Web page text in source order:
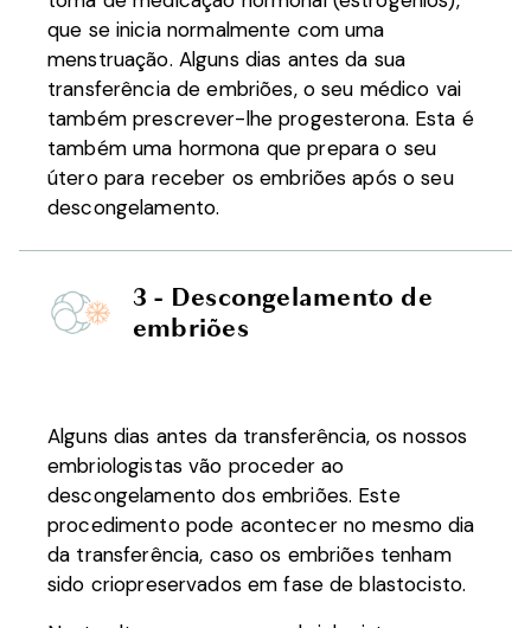
que se inicia normalmente com uma
menstruação. Alguns dias antes da sua
transferência de embriões, o seu médico vai
também prescrever-lhe progesterona. Esta é
também uma hormona que prepara o seu
útero para receber os embriões após o seu
descongelamento.
3 - Descongelamento de
embriões
Alguns dias antes da transferência, os nossos
embriologistas vão proceder ao
descongelamento dos embriões. Este
procedimento pode acontecer no mesmo dia
da transferência, caso os embriões tenham
sido criopreservados em fase de blastocisto.